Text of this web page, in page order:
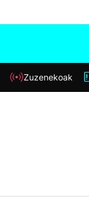
Zuzenekoak